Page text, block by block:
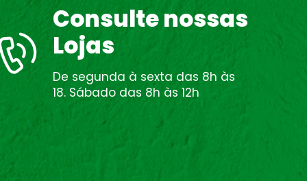
Consulte nossas
Lojas
De segunda à sexta das 8h às
18. Sábado das 8h às 12h